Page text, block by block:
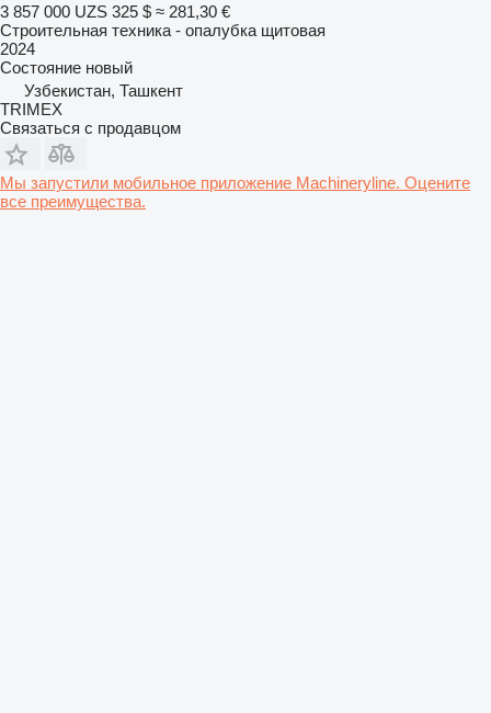
3 857 000 UZS 325 $ ≈ 281,30 €
Строительная техника - опалубка щитовая
2024
Состояние новый
Узбекистан, Ташкент
TRIMEX
Связаться с продавцом
Мы запустили мобильное приложение Machineryline. Оцените
все преимущества.